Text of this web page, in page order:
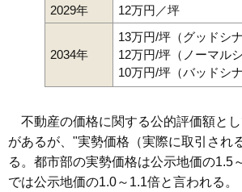
2029年
12万円／坪
2034年
13万円/坪（グッドシナ
12万円/坪（ノーマル
10万円/坪（バッドシナ
不動産の価格に関する公的評価額とし
があるが、"実勢価格（実際に取引され
る。都市部の実勢価格は公示地価の1.5
では公示地価の1.0～1.1倍と言われる。